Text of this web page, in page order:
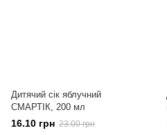
Дитячий сік яблучний
СМАРТІК, 200 мл
16.10 грн 23.00 грн